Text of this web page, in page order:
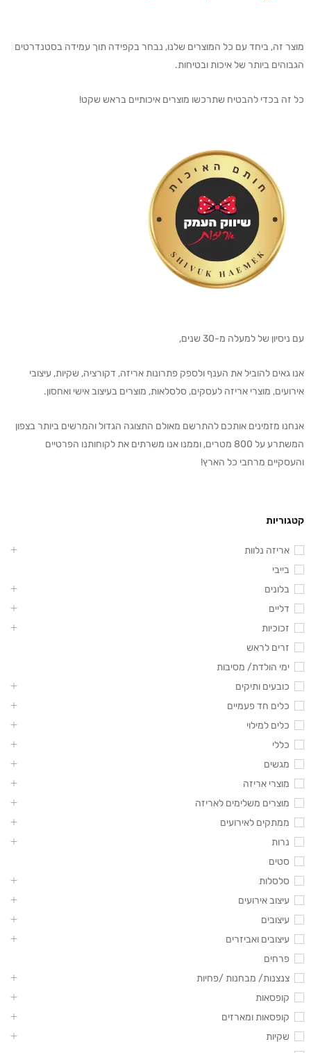
מוצר זה, ביחד עם כל המוצרים שלנו, נבחר בקפידה תוך עמידה בסטנדרטים
הגבוהים ביותר של איכות ובטיחות.
כל זה בכדי להבטיח שתרכשו מוצרים איכותיים בראש שקט!
עם ניסיון של למעלה מ-30 שנים,
אנו גאים להוביל את הענף ולספק פתרונות אריזה, דקורציה, שקיות, עיצובי
אירועים, מוצרי אריזה לעסקים, סלסלאות, מוצרים בעיצוב אישי ואחסון.
אנחנו מזמינים אותכם להתרשם מאולם התצוגה הגדול והמרשים ביותר בצפון
המשתרע על 800 מטרים, וממנו אנו משרתים את לקוחותנו הפרטיים
והעסקיים מרחבי כל הארץ!
קטגוריות
אריזה נלוות
בייבי
בלונים
דליים
זכוכיות
זרים לראש
ימי הולדת/ מסיבות
כובעים ותיקים
כלים חד פעמיים
כלים למילוי
כללי
מגשים
מוצרי אריזה
מוצרים משלימים לאריזה
ממתקים לאירועים
נרות
סטים
סלסלות
עיצוב אירועים
עיצובים
עיצובים ואביזרים
פרחים
צנצנות/ מבחנות /פחיות
קופסאות
קופסאות ומארזים
שקיות